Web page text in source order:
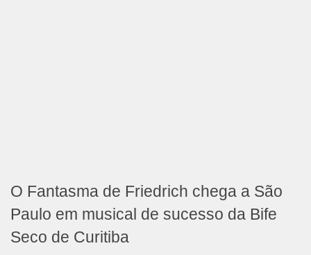
O Fantasma de Friedrich chega a São
Paulo em musical de sucesso da Bife
Seco de Curitiba